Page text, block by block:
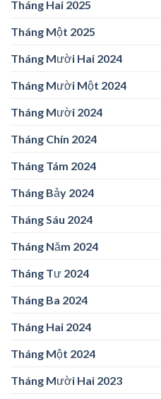
Tháng Hai 2025
Tháng Một 2025
Tháng Mười Hai 2024
Tháng Mười Một 2024
Tháng Mười 2024
Tháng Chín 2024
Tháng Tám 2024
Tháng Bảy 2024
Tháng Sáu 2024
Tháng Năm 2024
Tháng Tư 2024
Tháng Ba 2024
Tháng Hai 2024
Tháng Một 2024
Tháng Mười Hai 2023